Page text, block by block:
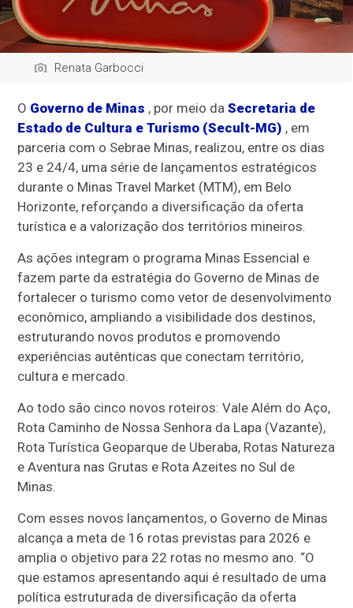
Renata Garbocci
O Governo de Minas , por meio daSecretaria de
Estado de Cultura e Turismo (Secult-MG) , em
parceria com o Sebrae Minas, realizou, entre os dias
23 e 24/4, uma série de lançamentos estratégicos
durante o Minas Travel Market (MTM), em Belo
Horizonte, reforçando a diversificação da oferta
turística e a valorização dos territórios mineiros.
As ações integram o programa Minas Essencial e
fazem parte da estratégia do Governo de Minas de
fortalecer o turismo como vetor de desenvolvimento
econômico, ampliando a visibilidade dos destinos,
estruturando novos produtos e promovendo
experiências autênticas que conectam território,
cultura e mercado.
Ao todo são cinco novos roteiros: Vale Além do Aço,
Rota Caminho de Nossa Senhora da Lapa (Vazante),
Rota Turística Geoparque de Uberaba, Rotas Natureza
e Aventura nas Grutas e Rota Azeites no Sul de
Minas.
Com esses novos lançamentos, o Governo de Minas
alcança a meta de 16 rotas previstas para 2026 e
amplia o objetivo para 22 rotas no mesmo ano. “O
que estamos apresentando aqui é resultado de uma
política estruturada de diversificação da oferta